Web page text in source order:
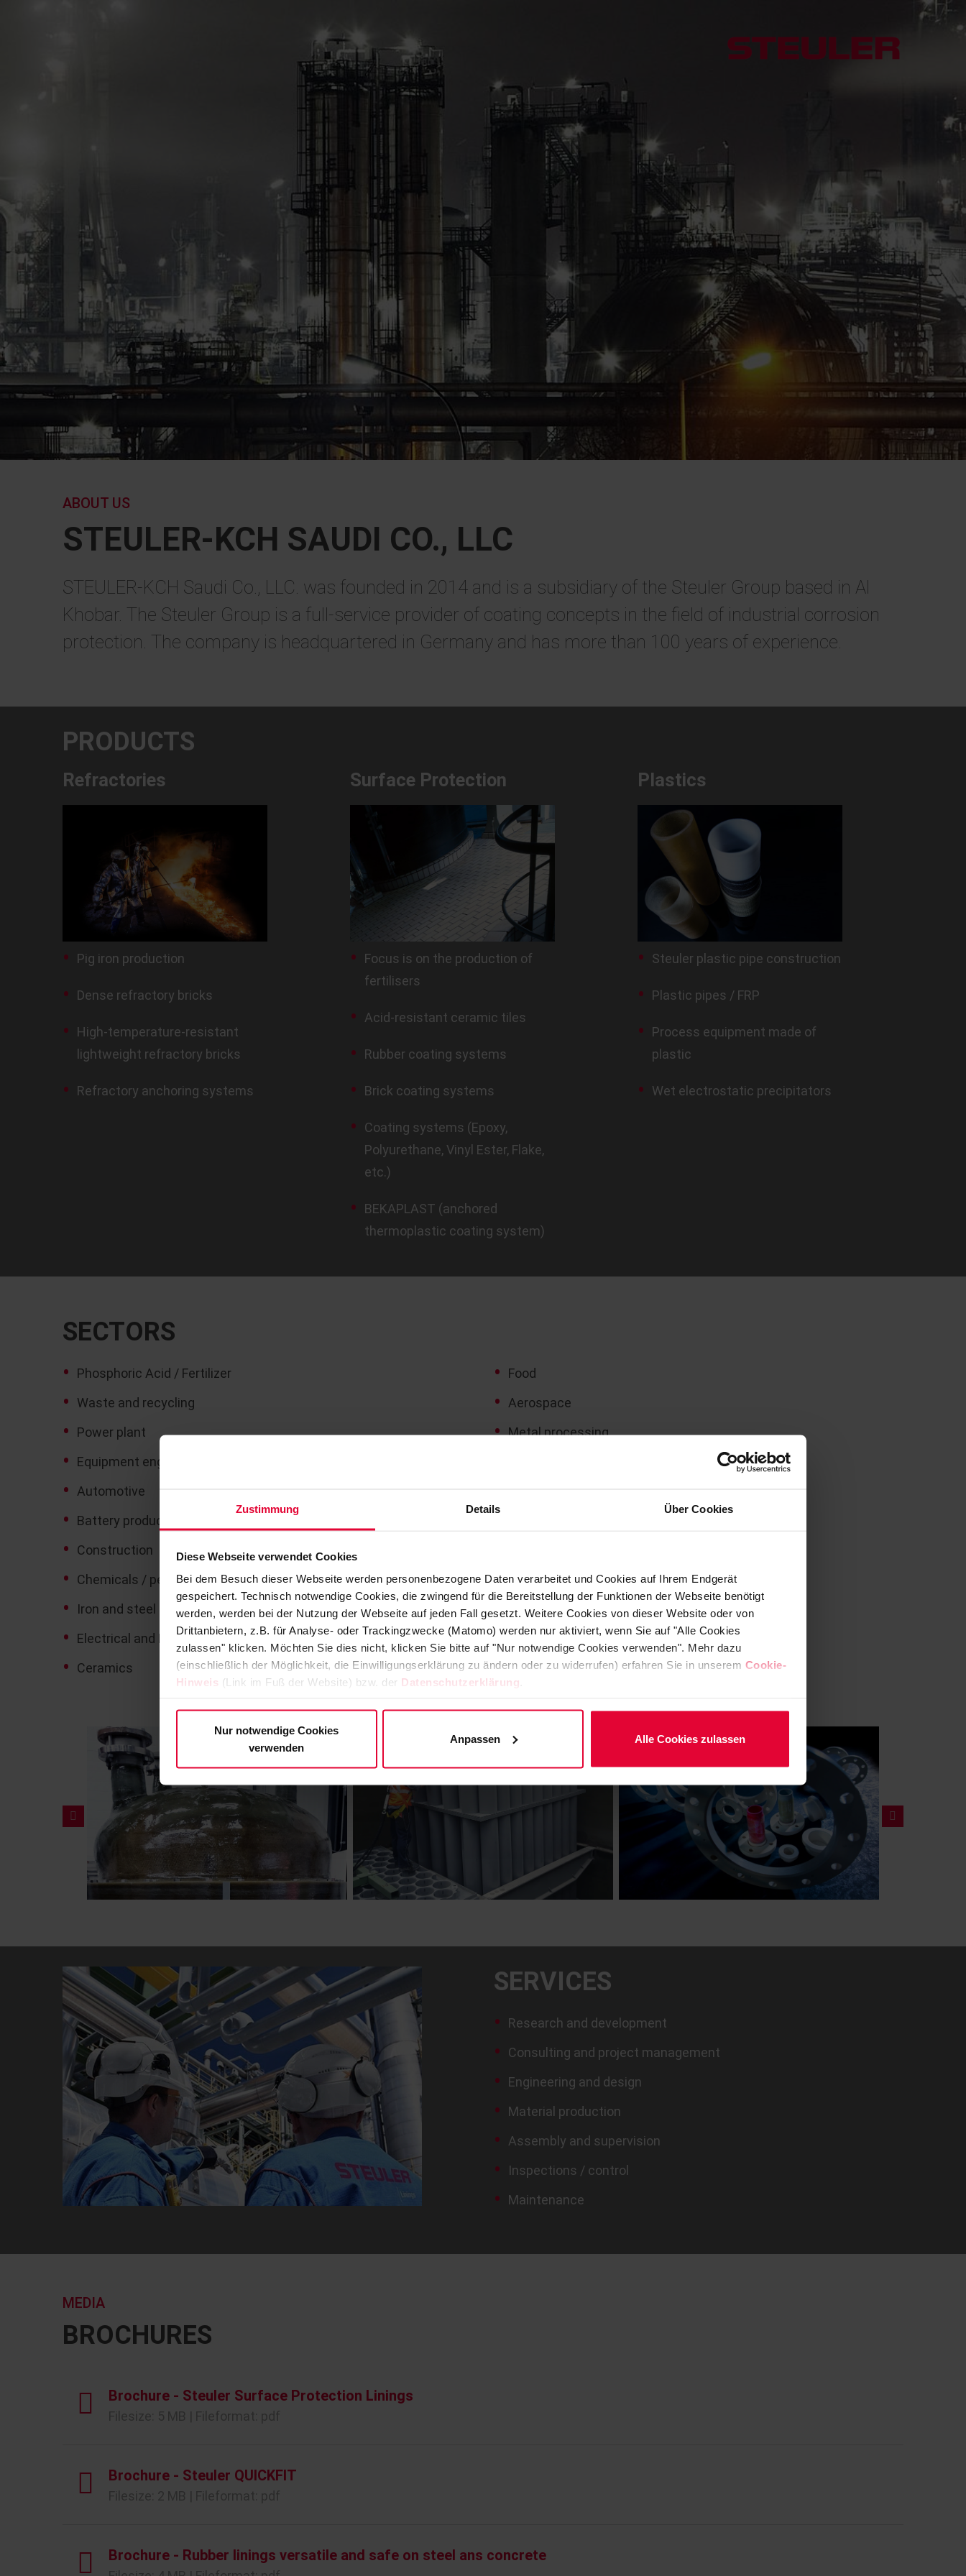
Zustimmung Details Über Cookies
Diese Webseite verwendet Cookies
Bei dem Besuch dieser Webseite werden personenbezogene Daten verarbeitet und Cookies auf Ihrem Endgerät
gespeichert. Technisch notwendige Cookies, die zwingend für die Bereitstellung der Funktionen der Webseite benötigt
werden, werden bei der Nutzung der Webseite auf jeden Fall gesetzt. Weitere Cookies von dieser Website oder von
Drittanbietern, z.B. für Analyse- oder Trackingzwecke (Matomo) werden nur aktiviert, wenn Sie auf "Alle Cookies
zulassen" klicken. Möchten Sie dies nicht, klicken Sie bitte auf "Nur notwendige Cookies verwenden". Mehr dazu
(einschließlich der Möglichkeit, die Einwilligungserklärung zu ändern oder zu widerrufen) erfahren Sie in unserem Cookie-
Hinweis (Link im Fuß der Website) bzw. der Datenschutzerklärung
Nur notwendige Cookies
verwenden
Anpassen Alle Cookies zulassen
STEULER-KCH SAUDI CO., LLC
ABOUT US
STEULER-KCH Saudi Co., LLC. was founded in 2014 and is a subsidiary of the Steuler Group based in Al
Khobar. The Steuler Group is a full-service provider of coating concepts in the field of industrial corrosion
protection. The company is headquartered in Germany and has more than 100 years of experience.
PRODUCTS
Refractories
Pig iron production
Dense refractory bricks
High-temperature-resistant
lightweight refractory bricks
Refractory anchoring systems
Surface Protection
Focus is on the production of
fertilisers
Acid-resistant ceramic tiles
Rubber coating systems
Brick coating systems
Coating systems (Epoxy,
Polyurethane, Vinyl Ester, Flake,
etc.)
BEKAPLAST (anchored
thermoplastic coating system)
Plastics
Steuler plastic pipe construction
Plastic pipes / FRP
Process equipment made of
plastic
Wet electrostatic precipitators
SECTORS
Phosphoric Acid / Fertilizer
Waste and recycling
Power plant
Equipment engineering
Automotive
Battery production
Construction
Chemicals / petrochemicals
Iron and steel
Electrical and Electronics
Ceramics
Food
Aerospace
Metal processing
Sulfuric acid
Textiles
Water
Cement and Lime
SERVICES
Research and development
Consulting and project management
Engineering and design
Material production
Assembly and supervision
Inspections / control
Maintenance
BROCHURES
MEDIA
Brochure - Steuler Surface Protection Linings
Brochure - Steuler QUICKFIT
Brochure - Rubber linings versatile and safe on steel ans concrete